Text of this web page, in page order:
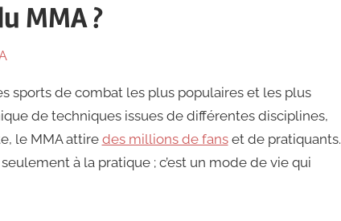
MMA ?
sports de combat les plus populaires et les plus
de techniques issues de différentes disciplines,
le MMA attire des millions de fanset de pratiquants.
à la pratique ; c’est un mode de vie qui